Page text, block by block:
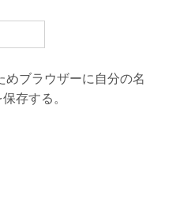
ブラウザーに自分の名
存する。